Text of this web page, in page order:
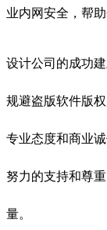
业内网安全，帮
设计公司的成功
规避盗版软件版
专业态度和商业
努力的支持和尊
量。